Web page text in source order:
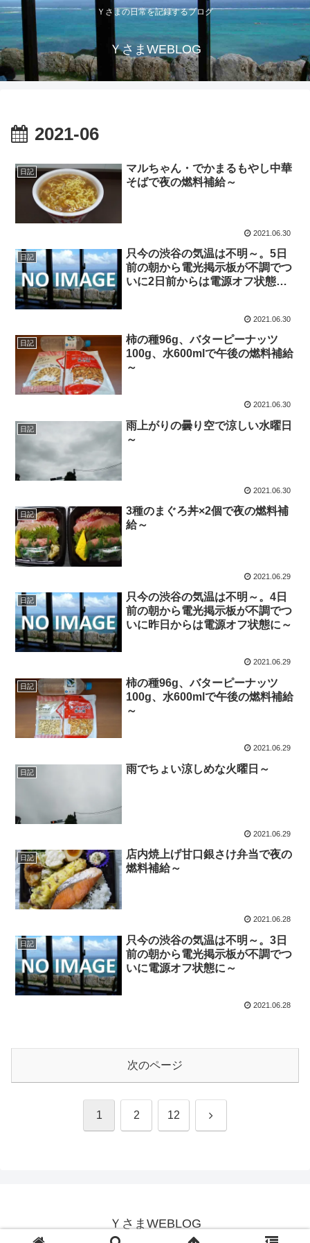
Ｙさまの日常を記録するブログ
ＹさまWEBLOG
2021-06
日記
マルちゃん・でかまるもやし中華
そばで夜の燃料補給～
2021.06.30
日記
只今の渋谷の気温は不明～。5日
前の朝から電光掲示板が不調でつ
いに2日前からは電源オフ状態に
2021.06.30
日記
柿の種96g、バターピーナッツ
100g、水600mlで午後の燃料補給
～
2021.06.30
日記
雨上がりの曇り空で涼しい水曜日
～
2021.06.30
日記
3種のまぐろ丼×2個で夜の燃料補
給～
2021.06.29
日記
只今の渋谷の気温は不明～。4日
前の朝から電光掲示板が不調でつ
いに昨日からは電源オフ状態に～
2021.06.29
日記
柿の種96g、バターピーナッツ
100g、水600mlで午後の燃料補給
～
2021.06.29
日記 雨でちょい涼しめな火曜日～
2021.06.29
日記
店内焼上げ甘口銀さけ弁当で夜の
燃料補給～
2021.06.28
日記
只今の渋谷の気温は不明～。3日
前の朝から電光掲示板が不調でつ
いに電源オフ状態に～
2021.06.28
次のページ
1 2 12 次
ＹさまWEBLOG